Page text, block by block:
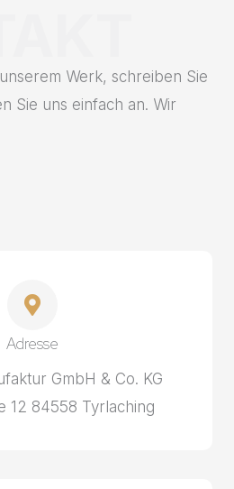
Werk, schreiben Sie
Sie uns einfach an. Wir
Adresse
GmbH & Co. KG
12 84558 Tyrlaching